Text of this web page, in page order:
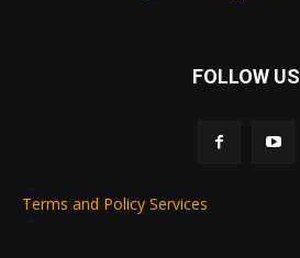
FOLLOW US
Terms and Policy Services